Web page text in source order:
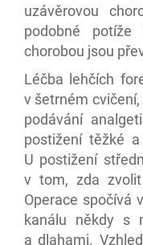
uzávěrovou
podobné
chorobou jsou
Léčba lehčích
v šetrném
podávání
postižení těžké
U postižení
v tom, zda
Operace spočívá
kanálu někdy s
a dlahami.